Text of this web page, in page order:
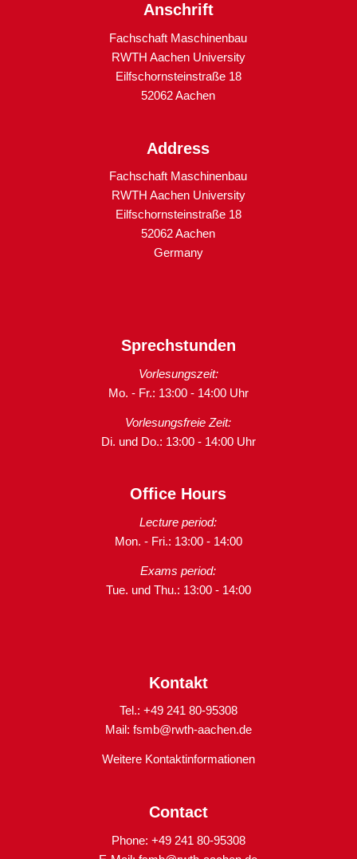
Anschrift
Fachschaft Maschinenbau
RWTH Aachen University
Eilfschornsteinstraße 18
52062 Aachen
Address
Fachschaft Maschinenbau
RWTH Aachen University
Eilfschornsteinstraße 18
52062 Aachen
Germany
Sprechstunden
Vorlesungszeit:
Mo. - Fr.: 13:00 - 14:00 Uhr
Vorlesungsfreie Zeit:
Di. und Do.: 13:00 - 14:00 Uhr
Office Hours
Lecture period:
Mon. - Fri.: 13:00 - 14:00
Exams period:
Tue. und Thu.: 13:00 - 14:00
Kontakt
Tel.: +49 241 80-95308
Mail: fsmb@rwth-aachen.de
Weitere Kontaktinformationen
Contact
Phone: +49 241 80-95308